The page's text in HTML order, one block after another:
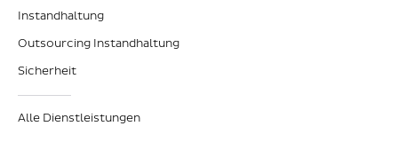
Instandhaltung
Outsourcing Instandhaltung
Sicherheit
Alle Dienstleistungen